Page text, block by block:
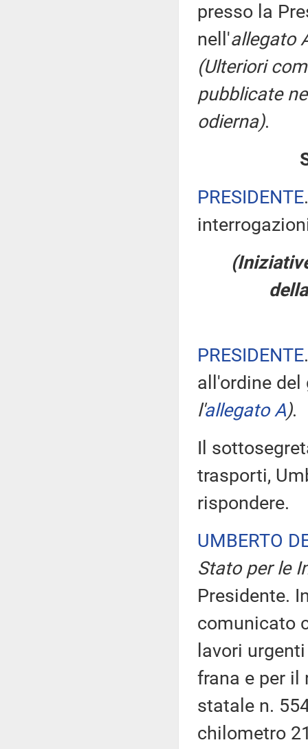
presso la
nell'allegato
(Ulteriori
pubblicate
odierna).
PRESIDENTE
PRESIDENTE
all'ordine
l'allegato A).
Il
trasporti,
rispondere.
UMBERTO
Stato per le
Presidente.
comunicato
lavori
frana e per il
statale n.
chilometro